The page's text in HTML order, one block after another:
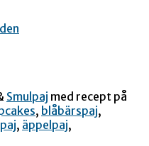
Smulpaj med recept på
, blåbärspaj,
, äppelpaj,